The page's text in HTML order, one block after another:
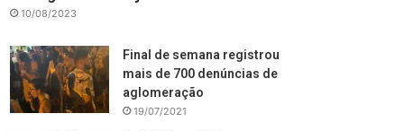
10/08/2023
Final de semana registrou
mais de 700 denúncias de
aglomeração
19/07/2021